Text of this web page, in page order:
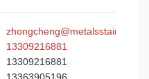
13309216881
13309216881